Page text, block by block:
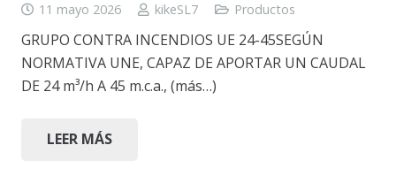
11 mayo 2026 kikeSL7 Productos
GRUPO CONTRA INCENDIOS UE 24-45SEGÚN
NORMATIVA UNE, CAPAZ DE APORTAR UN CAUDAL
DE 24 m³/h A 45 m.c.a., (más…)
LEER MÁS